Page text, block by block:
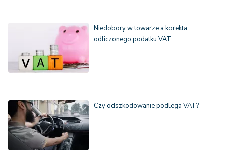
Niedobory w towarze a korekta
odliczonego podatku VAT
Czy odszkodowanie podlega VAT?